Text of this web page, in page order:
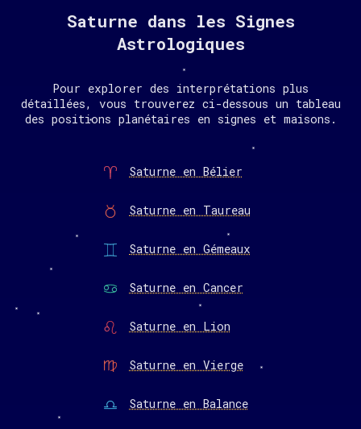
Saturne dans les Signes
Astrologiques
Pour explorer des interprétations plus
détaillées, vous trouverez ci-dessous un tableau
des positions planétaires en signes et maisons.
Saturne en Bélier
Saturne en Taureau
Saturne en Gémeaux
Saturne en Cancer
Saturne en Lion
Saturne en Vierge
Saturne en Balance